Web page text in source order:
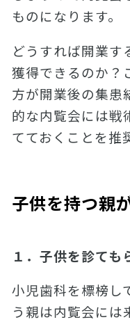
ものになります。
どうすれば開業す
獲得できるのか？
方が開業後の集患
的な内覧会には戦
てておくことを推
子供を持つ親
１．子供を診ても
小児歯科を標榜し
う親は内覧会には